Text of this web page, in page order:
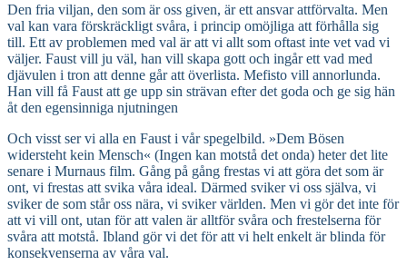
Den fria viljan, den som är oss given, är ett ansvar attförvalta. Men
val kan vara förskräckligt svåra, i princip omöjliga att förhålla sig
till. Ett av problemen med val är att vi allt som oftast inte vet vad vi
väljer. Faust vill ju väl, han vill skapa gott och ingår ett vad med
djävulen i tron att denne går att överlista. Mefisto vill annorlunda.
Han vill få Faust att ge upp sin strävan efter det goda och ge sig hän
åt den egensinniga njutningen
Och visst ser vi alla en Faust i vår spegelbild. »Dem Bösen
widersteht kein Mensch« (Ingen kan motstå det onda) heter det lite
senare i Murnaus film. Gång på gång frestas vi att göra det som är
ont, vi frestas att svika våra ideal. Därmed sviker vi oss själva, vi
sviker de som står oss nära, vi sviker världen. Men vi gör det inte för
att vi vill ont, utan för att valen är alltför svåra och frestelserna för
svåra att motstå. Ibland gör vi det för att vi helt enkelt är blinda för
konsekvenserna av våra val.